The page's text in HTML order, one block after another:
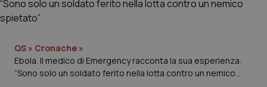
Cronache
Governo e Parlamento
Regioni e Asl
QS » Cronache »
Ebola. Il medico di Emergency racconta la sua esperienza:
“Sono solo un soldato ferito nella lotta contro un nemico